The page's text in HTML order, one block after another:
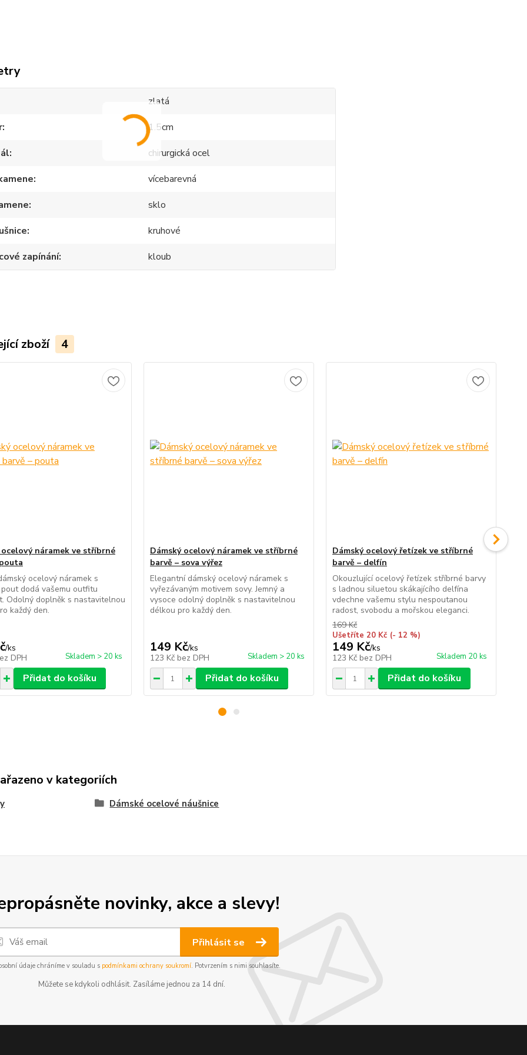
zlatá
1.5cm
chirurgická ocel
vícebarevná
sklo
kruhové
zapínání
kloub
zboží 4
ocelový náramek ve stříbrné
ocelový náramek s
dodá vašemu outfitu
Odolný doplněk s nastavitelnou
každý den.
/ks
DPH
Skladem > 20 ks
Přidat do košíku
Dámský ocelový náramek ve stříbrné
barvě – sova výřez
Elegantní dámský ocelový náramek s
vyřezávaným motivem sovy. Jemný a
vysoce odolný doplněk s nastavitelnou
délkou pro každý den.
149 Kč/ks
123 Kč bez DPH Skladem > 20 ks
Přidat do košíku
Dámský ocelový řetízek ve stříbrné
barvě – delfín
Okouzlující ocelový řetízek stříbrné barvy
s ladnou siluetou skákajícího delfína
vdechne vašemu stylu nespoutanou
radost, svobodu a mořskou eleganci.
169 Kč
Ušetříte 20 Kč (- 12 %)
149 Kč/ks
123 Kč bez DPH Skladem 20 ks
Přidat do košíku
v kategoriích
Dámské ocelové náušnice
novinky, akce a slevy!
Přihlásit se
údaje chráníme v souladu s podmínkami ochrany soukromí. Potvrzením s nimi souhlasíte.
Můžete se kdykoli odhlásit. Zasíláme jednou za 14 dní.